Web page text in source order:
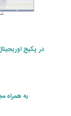
در پکیج
به همراه